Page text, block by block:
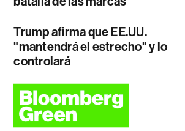
Trump afirma que EE.UU.
"mantendrá el estrecho" y lo
controlará